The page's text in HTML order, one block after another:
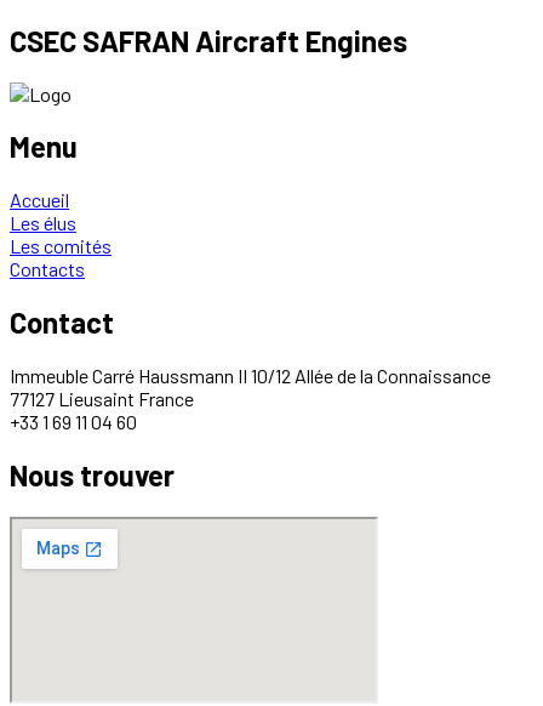
CSEC SAFRAN Aircraft Engines
Menu
Accueil
Les élus
Les comités
Contacts
Contact
Immeuble Carré Haussmann II 10/12 Allée de la Connaissance
77127 Lieusaint France
+33 1 69 11 04 60
Nous trouver